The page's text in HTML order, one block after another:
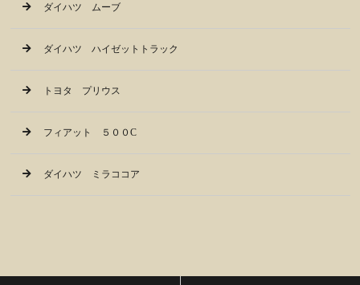
ダイハツ ムーブ
ダイハツ ハイゼットトラック
トヨタ プリウス
フィアット ５００C
ダイハツ ミラココア